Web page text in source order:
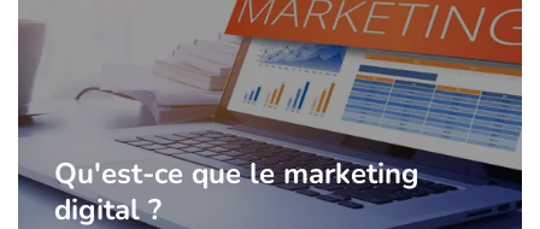
Qu'est-ce que le marketing
digital ?